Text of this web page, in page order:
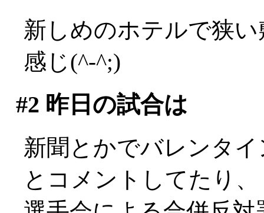
新しめのホテルで狭
感じ(^-^;)
#2 昨日の試合は
新聞とかでバレンタ
とコメントしてたり、